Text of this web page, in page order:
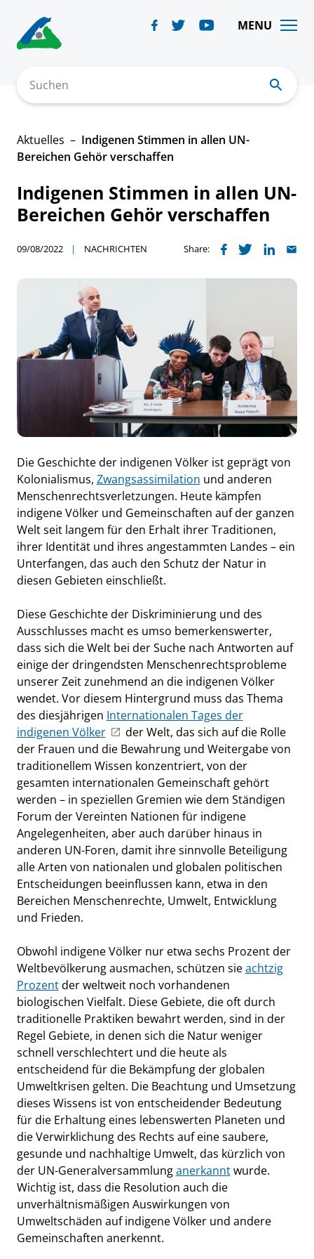
content
MENU
Suchen
Aktuelles
Indigenen Stimmen in allen UN-
Bereichen Gehör verschaffen
Indigenen Stimmen in allen UN-
Bereichen Gehör verschaffen
09/08/2022 NACHRICHTEN Share:
Die Geschichte der indigenen Völker ist geprägt von
Kolonialismus, Zwangsassimilation und anderen
Menschenrechtsverletzungen. Heute kämpfen
indigene Völker und Gemeinschaften auf der ganzen
Welt seit langem für den Erhalt ihrer Traditionen,
ihrer Identität und ihres angestammten Landes – ein
Unterfangen, das auch den Schutz der Natur in
diesen Gebieten einschließt.
Diese Geschichte der Diskriminierung und des
Ausschlusses macht es umso bemerkenswerter,
dass sich die Welt bei der Suche nach Antworten auf
einige der dringendsten Menschenrechtsprobleme
unserer Zeit zunehmend an die indigenen Völker
wendet. Vor diesem Hintergrund muss das Thema
des diesjährigen Internationalen Tages der
indigenen Völker
der Welt, das sich auf die Rolle
der Frauen und die Bewahrung und Weitergabe von
traditionellem Wissen konzentriert, von der
gesamten internationalen Gemeinschaft gehört
werden – in speziellen Gremien wie dem Ständigen
Forum der Vereinten Nationen für indigene
Angelegenheiten, aber auch darüber hinaus in
anderen UN-Foren, damit ihre sinnvolle Beteiligung
alle Arten von nationalen und globalen politischen
Entscheidungen beeinflussen kann, etwa in den
Bereichen Menschenrechte, Umwelt, Entwicklung
und Frieden.
Obwohl indigene Völker nur etwa sechs Prozent der
Weltbevölkerung ausmachen, schützen sieachtzig
Prozentder weltweit noch vorhandenen
biologischen Vielfalt. Diese Gebiete, die oft durch
traditionelle Praktiken bewahrt werden, sind in der
Regel Gebiete, in denen sich die Natur weniger
schnell verschlechtert und die heute als
entscheidend für die Bekämpfung der globalen
Umweltkrisen gelten. Die Beachtung und Umsetzung
dieses Wissens ist von entscheidender Bedeutung
für die Erhaltung eines lebenswerten Planeten und
die Verwirklichung des Rechts auf eine saubere,
gesunde und nachhaltige Umwelt, das kürzlich von
der UN-Generalversammlunganerkanntwurde.
Wichtig ist, dass die Resolution auch die
unverhältnismäßigen Auswirkungen von
Umweltschäden auf indigene Völker und andere
Gemeinschaften anerkennt.